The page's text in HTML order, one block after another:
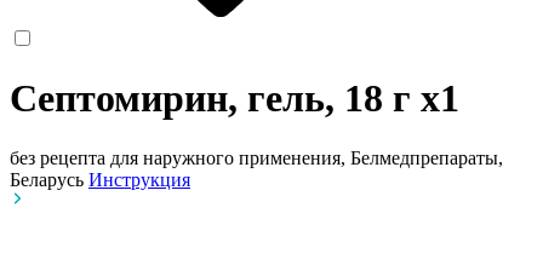
Септомирин, гель, 18 г x1
без рецепта для наружного применения, Белмедпрепараты,
Беларусь Инструкция